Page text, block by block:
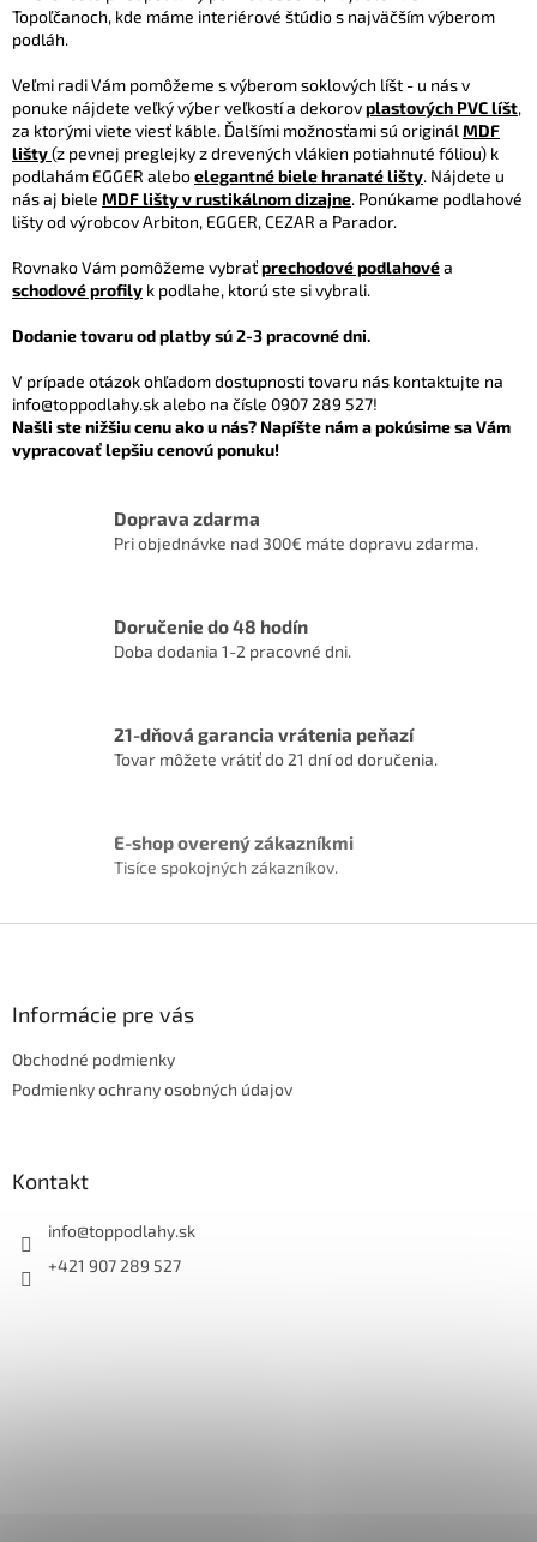
ý
s
u
Topoľčanoch, kde máme interiérové štúdio s najväčším výberom
podláh.
Veľmi radi Vám pomôžeme s výberom soklových líšt - u nás v
ponuke nájdete veľký výber veľkostí a dekorovplastových PVC líšt,
za ktorými viete viesť káble. Ďalšími možnosťami sú originál MDF
lišty(z pevnej preglejky z drevených vlákien potiahnuté fóliou) k
podlahám EGGER aleboelegantné biele hranaté lišty. Nájdete u
nás aj biele MDF lišty v rustikálnom dizajne. Ponúkame podlahové
lišty od výrobcov Arbiton, EGGER, CEZAR a Parador.
Rovnako Vám pomôžeme vybraťprechodové podlahovéa
schodové profily k podlahe, ktorú ste si vybrali.
Dodanie tovaru od platby sú 2-3 pracovné dni.
V prípade otázok ohľadom dostupnosti tovaru nás kontaktujte na
info@toppodlahy.sk alebo na čísle 0907 289 527!
Našli ste nižšiu cenu ako u nás? Napíšte nám a pokúsime sa Vám
vypracovať lepšiu cenovú ponuku!
Doprava zdarma
Pri objednávke nad 300€ máte dopravu zdarma.
Doručenie do 48 hodín
Doba dodania 1-2 pracovné dni.
21-dňová garancia vrátenia peňazí
Tovar môžete vrátiť do 21 dní od doručenia.
E-shop overený zákazníkmi
Tisíce spokojných zákazníkov.
Informácie pre vás
Obchodné podmienky
Podmienky ochrany osobných údajov
Kontakt
info@toppodlahy.sk
+421 907 289 527